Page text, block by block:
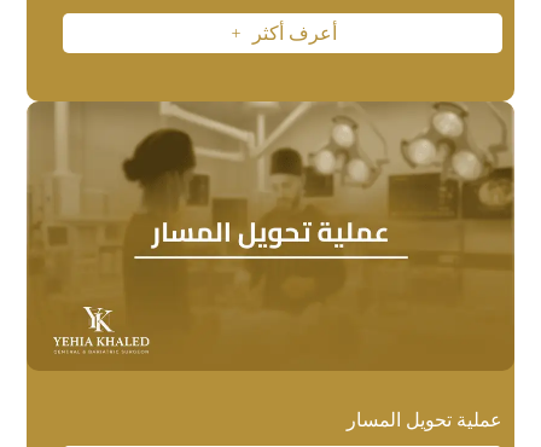
أعرف أكثر L
عملية تحويل المسار